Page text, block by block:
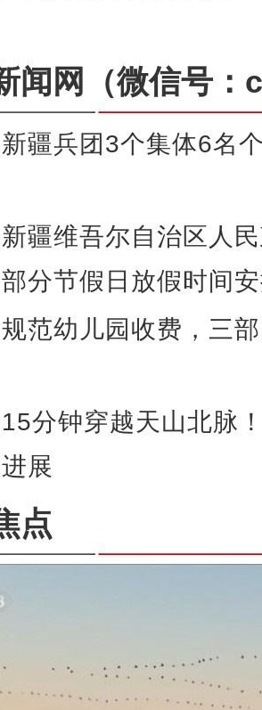
闻网 （微信号
新疆兵团3个集体6名
新疆维吾尔自治区人
部分节假日放假时间
规范幼儿园收费，三
15分钟穿越天山北脉
进展
点
疆图木舒克：南草北种 沙